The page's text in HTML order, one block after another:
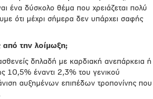
ένα δύσκολο θέμα που χρειάζεται πολύ
ότι μέχρι σήμερα δεν υπάρχει σαφής
από την λοίμωξη;
δηλαδή με καρδιακή ανεπάρκεια ή
10,5% έναντι 2,3% του γενικού
αυξημένων επιπέδων τροπονίνης που